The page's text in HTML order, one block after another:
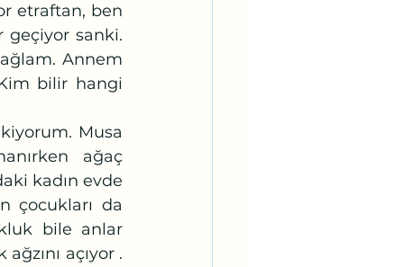
etraftan, ben
geçiyor sanki.
Annem
bilir hangi
ağaç
kadın evde
çocukları da
bile anlar
açıyor .